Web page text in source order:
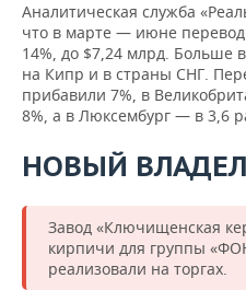
Аналитическая служба
что в марте — июне
14%, до $7,24 млрд. Больше
на Кипр и в страны СНГ.
прибавили 7%, в
8%, а в Люксембург — в 3,6
НОВЫЙ
Завод «Ключищенская
кирпичи для группы
реализовали на торгах.